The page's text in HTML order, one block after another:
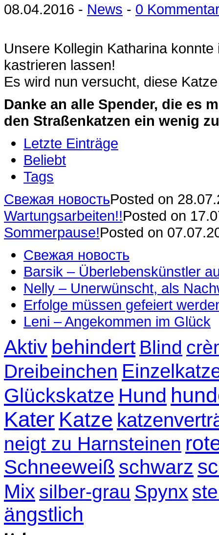
08.04.2016 - News - 0
Unsere Kollegin Katharina
kastrieren lassen!
Es wird nun versucht, diese
Danke an alle Spender, die es
den Straßenkatzen ein wenig
Letzte Einträge
Beliebt
Tags
Свежая новостьPosted on
Wartungsarbeiten!!Posted on
Sommerpause!Posted on
Свежая новость
Barsik – Überlebenskünstler
Nelly – Unerwünscht, als
Erfolge müssen gefeiert
Leni – Angekommen im Glück
Aktiv behindert Blind
Dreibeinchen
Glückskatze Hund
Kater Katze
neigt zu Harnsteinen
Schneeweiß schwarz
Mix silber-grau Spynx
ängstlich